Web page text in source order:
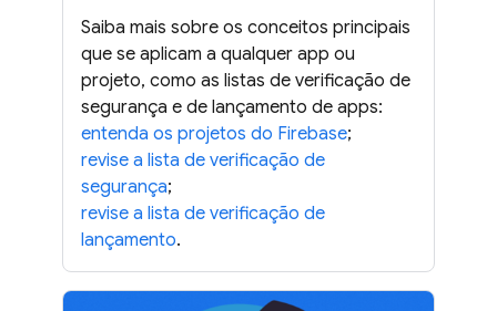
Saiba mais sobre os conceitos principais
que se aplicam a qualquer app ou
projeto, como as listas de verificação de
segurança e de lançamento de apps:
entenda os projetos do Firebase;
revise a lista de verificação de
segurança;
revise a lista de verificação de
lançamento.